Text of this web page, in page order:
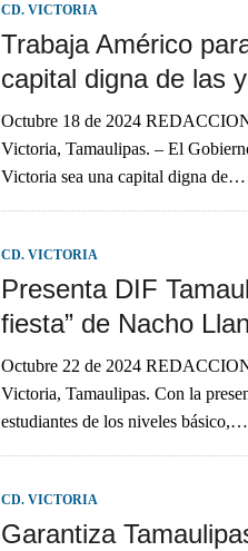
CD. VICTORIA
Trabaja Américo
capital digna de las
Octubre 18 de 2024
Victoria, Tamaulipas. – El
Victoria sea una capital digna de…
CD. VICTORIA
Presenta DIF
fiesta” de Nacho
Octubre 22 de 2024
Victoria, Tamaulipas. Con la
estudiantes de los niveles básico,…
CD. VICTORIA
Garantiza